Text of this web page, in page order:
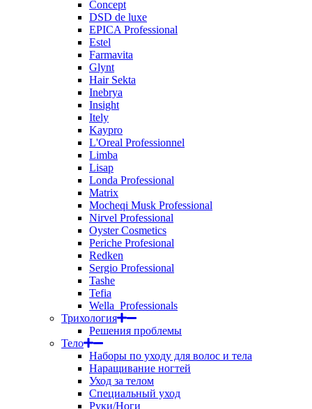
Concept
DSD de luxe
EPICA Professional
Estel
Farmavita
Glynt
Hair Sekta
Inebrya
Insight
Itely
Kaypro
L'Oreal Professionnel
Limba
Lisap
Londa Professional
Matrix
Mocheqi Musk Professional
Nirvel Professional
Oyster Cosmetics
Periche Profesional
Redken
Sergio Professional
Tashe
Tefia
Wella_Professionals
Трихология
Решения проблемы
Тело
Наборы по уходу для волос и тела
Наращивание ногтей
Уход за телом
Специальный уход
Руки/Ноги